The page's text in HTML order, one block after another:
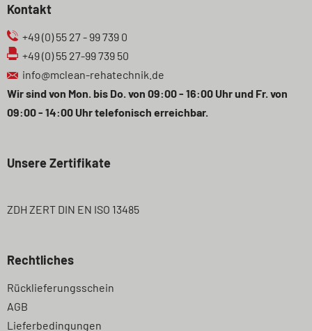
Kontakt
+49 (0) 55 27 - 99 739 0
+49 (0) 55 27-99 739 50
info@mclean-rehatechnik.de
Wir sind von Mon. bis Do. von 09:00 - 16:00 Uhr und Fr. von
09:00 - 14:00 Uhr telefonisch erreichbar.
Unsere Zertifikate
ZDH ZERT DIN EN ISO 13485
Rechtliches
Navigation
überspringen
Rücklieferungsschein
AGB
Lieferbedingungen